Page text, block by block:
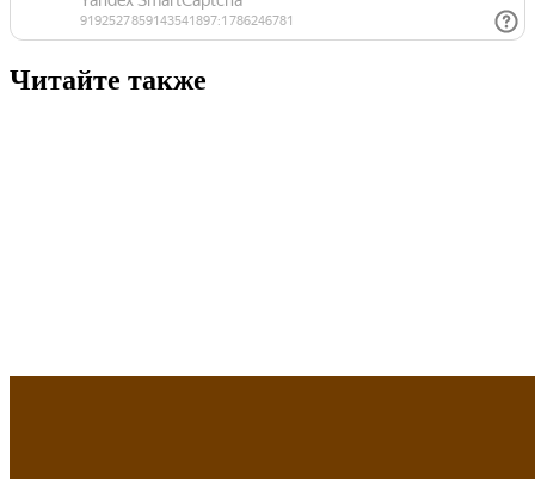
Читайте также